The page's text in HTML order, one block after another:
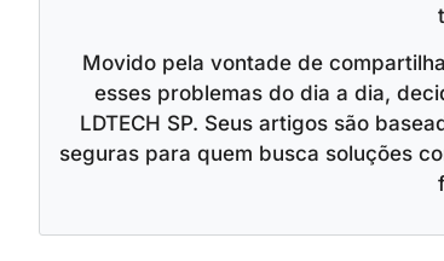
Movido pela vontade de
esses problemas do dia a dia,
LDTECH SP. Seus artigos são
seguras para quem busca soluções